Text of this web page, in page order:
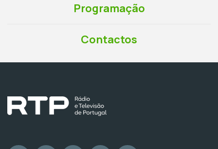
Programação
Contactos